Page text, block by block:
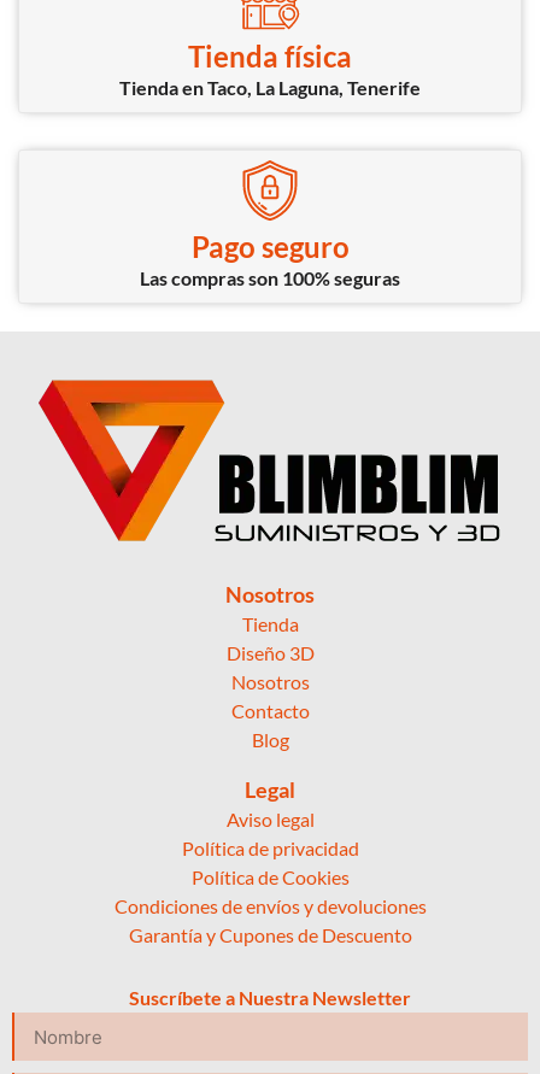
Tienda física
Tienda en Taco, La Laguna, Tenerife
Pago seguro
Las compras son 100% seguras
Nosotros
Tienda
Diseño 3D
Nosotros
Contacto
Blog
Legal
Aviso legal
Política de privacidad
Política de Cookies
Condiciones de envíos y devoluciones
Garantía y Cupones de Descuento
Suscríbete a Nuestra Newsletter